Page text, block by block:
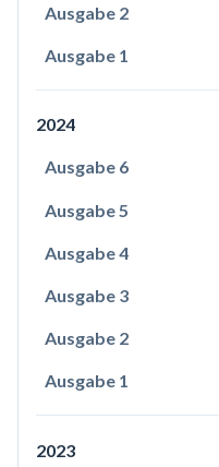
Ausgabe 2
Ausgabe 1
2024
Ausgabe 6
Ausgabe 5
Ausgabe 4
Ausgabe 3
Ausgabe 2
Ausgabe 1
2023